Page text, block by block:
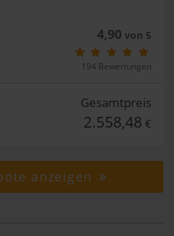
4,90 von 5
194 Bewertungen
Gesamtpreis
2.558,48 €
anzeigen